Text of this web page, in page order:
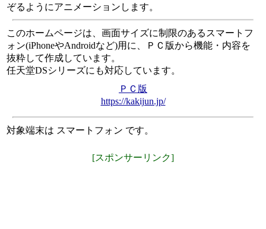
ぞるようにアニメーションします。
このホームページは、画面サイズに制限のあるスマートフ
ォン(iPhoneやAndroidなど)用に、ＰＣ版から機能・内容を
抜粋して作成しています。
任天堂DSシリーズにも対応しています。
ＰＣ版
https://kakijun.jp/
対象端末は スマートフォン です。
[スポンサーリンク]